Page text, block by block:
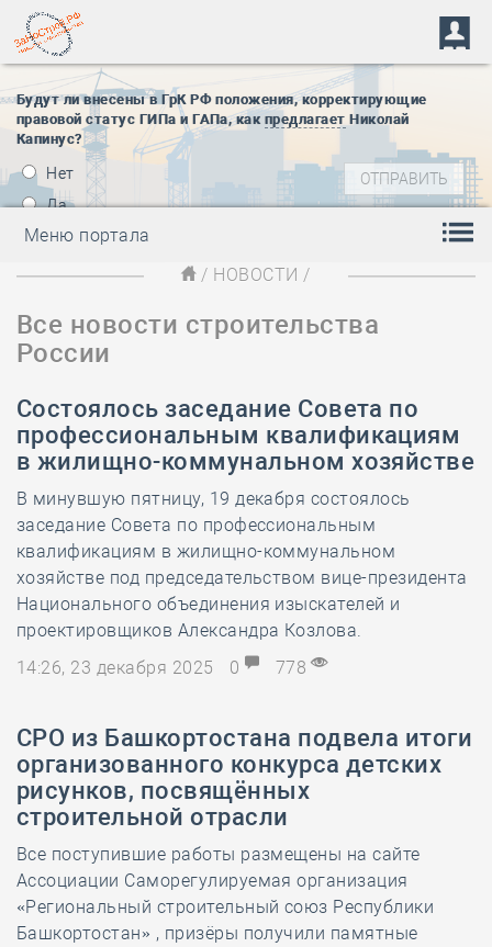
Будут ли внесены в ГрК РФ положения, корректирующие
правовой статус ГИПа и ГАПа, как предлагает Николай
Капинус?
Нет
Да
Меню портала
/ НОВОСТИ /
Все новости строительства
России
Состоялось заседание Совета по
профессиональным квалификациям
в жилищно-коммунальном хозяйстве
В минувшую пятницу, 19 декабря состоялось
заседание Совета по профессиональным
квалификациям в жилищно-коммунальном
хозяйстве под председательством вице-президента
Национального объединения изыскателей и
проектировщиков Александра Козлова.
14:26, 23 декабря 2025
0 778
СРО из Башкортостана подвела итоги
организованного конкурса детских
рисунков, посвящённых
строительной отрасли
Все поступившие работы размещены на сайте
Ассоциации Саморегулируемая организация
«Региональный строительный союз Республики
Башкортостан» , призёры получили памятные